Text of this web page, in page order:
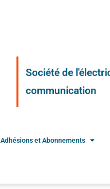
Société de
communication
Adhésions et Abonnements